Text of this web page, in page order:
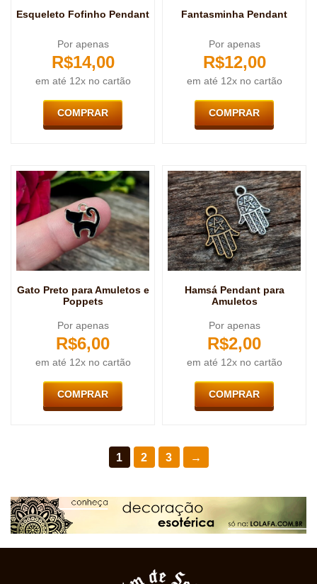
Esqueleto Fofinho Pendant
Por apenas
R$14,00
em até 12x no cartão
COMPRAR
Fantasminha Pendant
Por apenas
R$12,00
em até 12x no cartão
COMPRAR
Gato Preto para Amuletos e
Poppets
Por apenas
R$6,00
em até 12x no cartão
COMPRAR
Hamsá Pendant para
Amuletos
Por apenas
R$2,00
em até 12x no cartão
COMPRAR
1 2 3 →